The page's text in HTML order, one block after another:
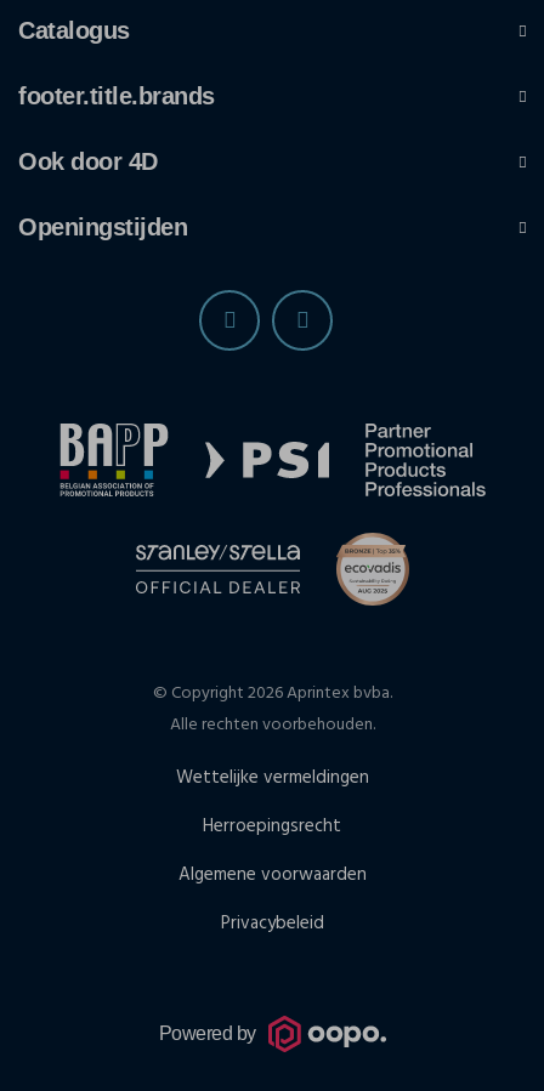
Catalogus
footer.title.brands
Ook door 4D
Openingstijden
© Copyright 2026 Aprintex bvba.
Alle rechten voorbehouden.
Wettelijke vermeldingen
Herroepingsrecht
Algemene voorwaarden
Privacybeleid
Powered by